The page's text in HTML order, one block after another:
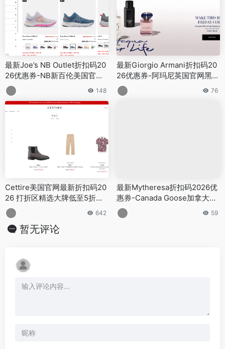
最新Joe’s NB Outlet折扣码20
26优惠券-NB新百伦美国官网
多款鞋履低至5折+最高满享75
折
148
最新Giorgio Armani折扣码20
26优惠券-阿玛尼英国官网黑五
全场美妆7折+送8件好礼
76
Cettire美国官网最新折扣码20
26 打折区精选大牌低至5折促
销
642
最新Mytheresa折扣码2026优
惠券-Canada Goose加拿大鹅
5折促销
59
暂无评论